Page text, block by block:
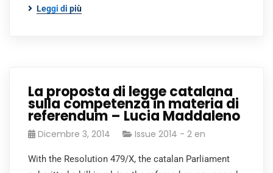
Leggi di più
La proposta di legge catalana
sulla competenza in materia di
referendum – Lucia Maddaleno
Dicembre 3, 2014 Issue 2014 - 2 en
With the Resolution 479/X, the catalan Parliament